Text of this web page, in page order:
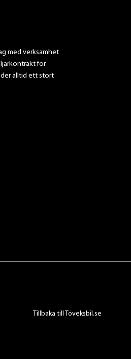
med verksamhet
för
alltid ett stort
Tillbaka till Toveksbil.se